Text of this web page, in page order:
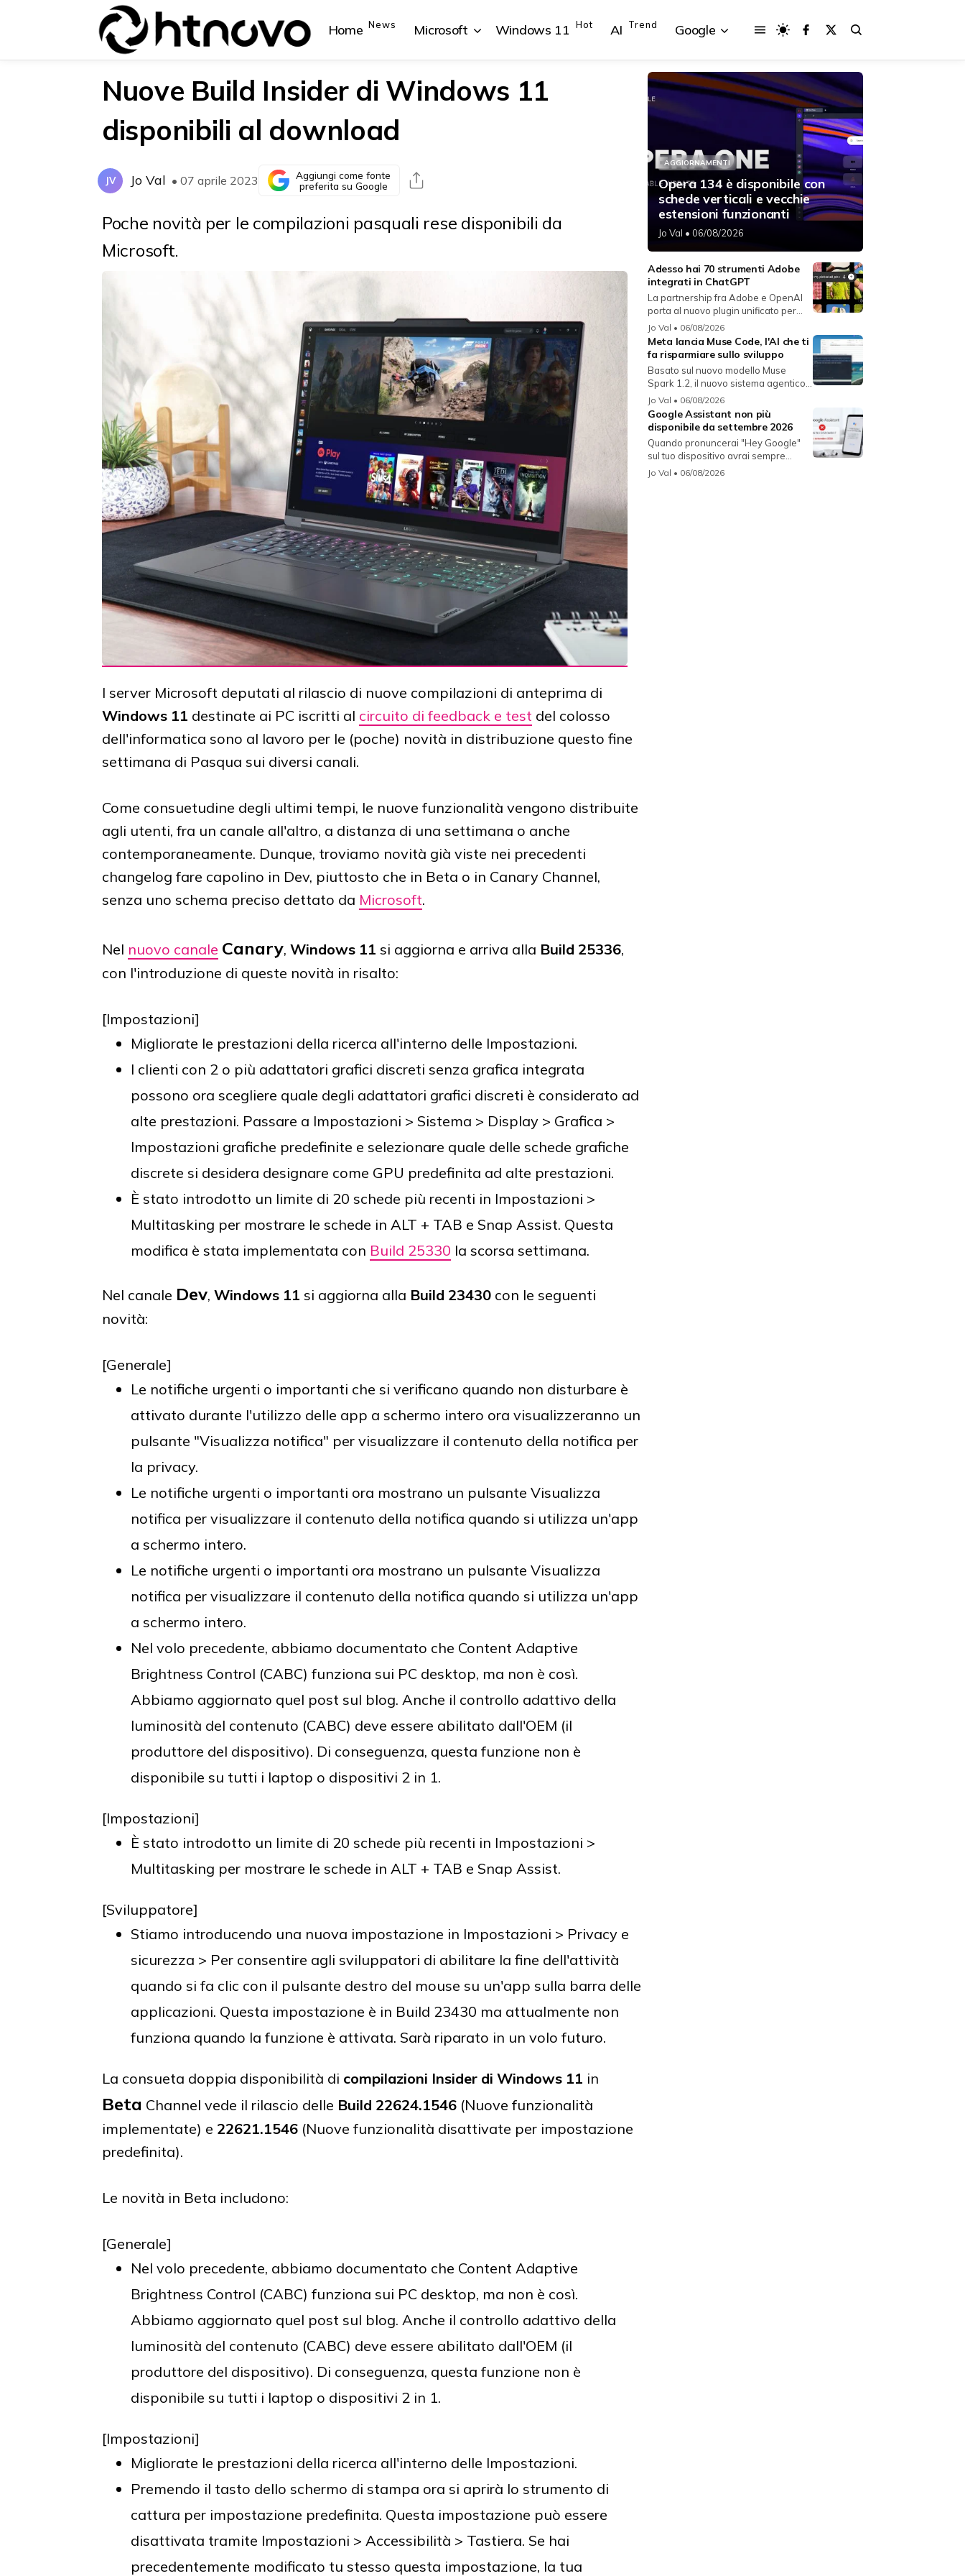
Home News Microsoft
{{POSTS[0].LABEL}} {{POSTS[1].LABEL}} {{POSTS[3].LABEL}}
{{posts[3].title}}
Windows 11 Hot AI Trend Google
{{POSTS[0].LABEL}} {{POSTS[1].LABEL}} {{POSTS[3].LABEL}}
{{posts[3].title}}
Nuove Build Insider di Windows 11
disponibili al download
JV Jo Val • 07 aprile 2023
Aggiungi come fonte
preferita su Google
Poche novità per le compilazioni pasquali rese disponibili da
Microsoft.
I server Microsoft deputati al rilascio di nuove compilazioni di anteprima di
Windows 11 destinate ai PC iscritti al circuito di feedback e test del colosso
dell'informatica sono al lavoro per le (poche) novità in distribuzione questo fine
settimana di Pasqua sui diversi canali.
Come consuetudine degli ultimi tempi, le nuove funzionalità vengono distribuite
agli utenti, fra un canale all'altro, a distanza di una settimana o anche
contemporaneamente. Dunque, troviamo novità già viste nei precedenti
changelog fare capolino in Dev, piuttosto che in Beta o in Canary Channel,
senza uno schema preciso dettato da Microsoft.
Nel nuovo canale Canary, Windows 11 si aggiorna e arriva alla Build 25336,
con l'introduzione di queste novità in risalto:
[Impostazioni]
Migliorate le prestazioni della ricerca all'interno delle Impostazioni.
I clienti con 2 o più adattatori grafici discreti senza grafica integrata
possono ora scegliere quale degli adattatori grafici discreti è considerato ad
alte prestazioni. Passare a Impostazioni > Sistema > Display > Grafica >
Impostazioni grafiche predefinite e selezionare quale delle schede grafiche
discrete si desidera designare come GPU predefinita ad alte prestazioni.
È stato introdotto un limite di 20 schede più recenti in Impostazioni >
Multitasking per mostrare le schede in ALT + TAB e Snap Assist. Questa
modifica è stata implementata con Build 25330 la scorsa settimana.
Nel canale Dev, Windows 11 si aggiorna alla Build 23430 con le seguenti
novità:
[Generale]
Le notifiche urgenti o importanti che si verificano quando non disturbare è
attivato durante l'utilizzo delle app a schermo intero ora visualizzeranno un
pulsante "Visualizza notifica" per visualizzare il contenuto della notifica per
la privacy.
Le notifiche urgenti o importanti ora mostrano un pulsante Visualizza
notifica per visualizzare il contenuto della notifica quando si utilizza un'app
a schermo intero.
Le notifiche urgenti o importanti ora mostrano un pulsante Visualizza
notifica per visualizzare il contenuto della notifica quando si utilizza un'app
a schermo intero.
Nel volo precedente, abbiamo documentato che Content Adaptive
Brightness Control (CABC) funziona sui PC desktop, ma non è così.
Abbiamo aggiornato quel post sul blog. Anche il controllo adattivo della
luminosità del contenuto (CABC) deve essere abilitato dall'OEM (il
produttore del dispositivo). Di conseguenza, questa funzione non è
disponibile su tutti i laptop o dispositivi 2 in 1.
[Impostazioni]
È stato introdotto un limite di 20 schede più recenti in Impostazioni >
Multitasking per mostrare le schede in ALT + TAB e Snap Assist.
[Sviluppatore]
Stiamo introducendo una nuova impostazione in Impostazioni > Privacy e
sicurezza > Per consentire agli sviluppatori di abilitare la fine dell'attività
quando si fa clic con il pulsante destro del mouse su un'app sulla barra delle
applicazioni. Questa impostazione è in Build 23430 ma attualmente non
funziona quando la funzione è attivata. Sarà riparato in un volo futuro.
La consueta doppia disponibilità di compilazioni Insider di Windows 11 in
Beta Channel vede il rilascio delle Build 22624.1546 (Nuove funzionalità
implementate) e 22621.1546 (Nuove funzionalità disattivate per impostazione
predefinita).
Le novità in Beta includono:
[Generale]
Nel volo precedente, abbiamo documentato che Content Adaptive
Brightness Control (CABC) funziona sui PC desktop, ma non è così.
Abbiamo aggiornato quel post sul blog. Anche il controllo adattivo della
luminosità del contenuto (CABC) deve essere abilitato dall'OEM (il
produttore del dispositivo). Di conseguenza, questa funzione non è
disponibile su tutti i laptop o dispositivi 2 in 1.
[Impostazioni]
Migliorate le prestazioni della ricerca all'interno delle Impostazioni.
Premendo il tasto dello schermo di stampa ora si aprirà lo strumento di
cattura per impostazione predefinita. Questa impostazione può essere
disattivata tramite Impostazioni > Accessibilità > Tastiera. Se hai
precedentemente modificato tu stesso questa impostazione, la tua
AGGIORNAMENTI
Opera 134 è disponibile con
schede verticali e vecchie
estensioni funzionanti
Jo Val • 06/08/2026
Adesso hai 70 strumenti Adobe
integrati in ChatGPT
La partnership fra Adobe e OpenAI
porta al nuovo plugin unificato per...
Jo Val • 06/08/2026
Meta lancia Muse Code, l'AI che ti
fa risparmiare sullo sviluppo
Basato sul nuovo modello Muse
Spark 1.2, il nuovo sistema agentico
fun...
Jo Val • 06/08/2026
Google Assistant non più
disponibile da settembre 2026
Quando pronuncerai "Hey Google"
sul tuo dispositivo avrai sempre
Gemin...
Jo Val • 06/08/2026